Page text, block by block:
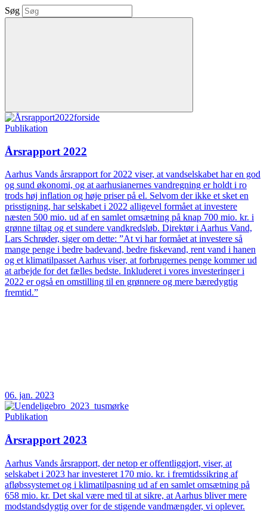
Søg
Publikation
Årsrapport 2022
Aarhus Vands årsrapport for 2022 viser, at vandselskabet har en god
og sund økonomi, og at aarhusianernes vandregning er holdt i ro
trods høj inflation og høje priser på el. Selvom der ikke et sket en
prisstigning, har selskabet i 2022 alligevel formået at investere
næsten 500 mio. ud af en samlet omsætning på knap 700 mio. kr. i
grønne tiltag og et sundere vandkredsløb. Direktør i Aarhus Vand,
Lars Schrøder, siger om dette: ”At vi har formået at investere så
mange penge i bedre badevand, bedre fiskevand, rent vand i hanen
og et klimatilpasset Aarhus viser, at forbrugernes penge kommer ud
at arbejde for det fælles bedste. Inkluderet i vores investeringer i
2022 er også en omstilling til en grønnere og mere bæredygtig
fremtid.”
06. jan. 2023
Publikation
Årsrapport 2023
Aarhus Vands årsrapport, der netop er offentliggjort, viser, at
selskabet i 2023 har investeret 170 mio. kr. i fremtidssikring af
afløbssystemet og i klimatilpasning ud af en samlet omsætning på
658 mio. kr. Det skal være med til at sikre, at Aarhus bliver mere
modstandsdygtig over for de stigende vandmængder, vi oplever.